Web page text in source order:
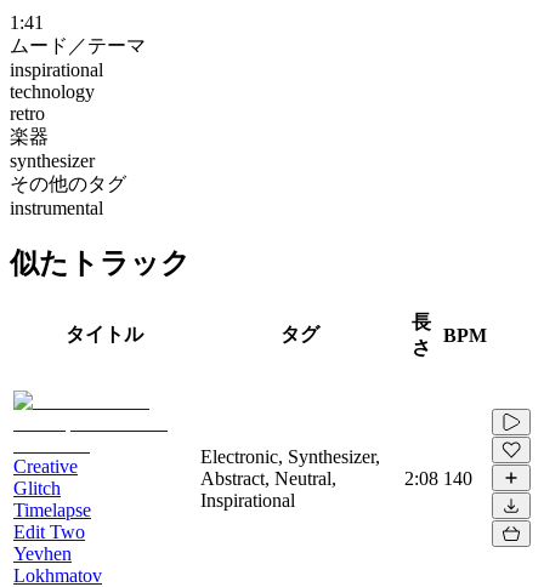
1:41
ムード／テーマ
inspirational
technology
retro
楽器
synthesizer
その他のタグ
instrumental
似たトラック
タイトル タグ
長
さ
BPM
Creative
Glitch
Timelapse
Edit Two
Yevhen
Lokhmatov
Electronic, Synthesizer,
Abstract, Neutral,
Inspirational
2:08 140